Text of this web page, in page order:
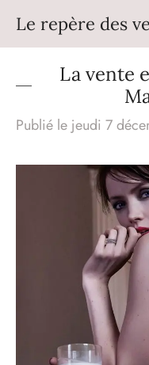
contenu
Le repère des
La vente
Publié le jeudi 7